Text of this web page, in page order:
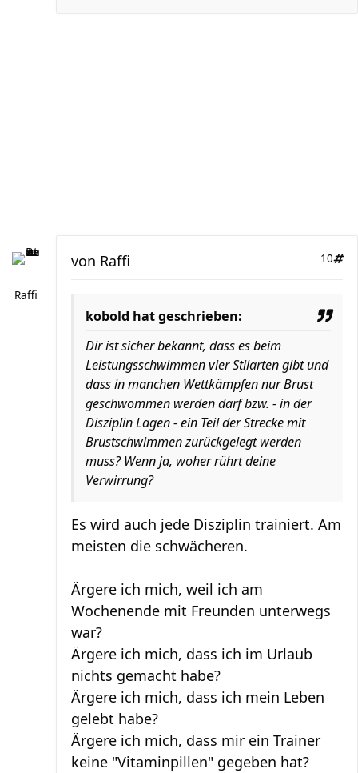
Raffi
10
von Raffi
kobold hat geschrieben:
Dir ist sicher bekannt, dass es beim
Leistungsschwimmen vier Stilarten gibt und
dass in manchen Wettkämpfen nur Brust
geschwommen werden darf bzw. - in der
Disziplin Lagen - ein Teil der Strecke mit
Brustschwimmen zurückgelegt werden
muss? Wenn ja, woher rührt deine
Verwirrung?
Es wird auch jede Disziplin trainiert. Am
meisten die schwächeren.
Ärgere ich mich, weil ich am
Wochenende mit Freunden unterwegs
war?
Ärgere ich mich, dass ich im Urlaub
nichts gemacht habe?
Ärgere ich mich, dass ich mein Leben
gelebt habe?
Ärgere ich mich, dass mir ein Trainer
keine "Vitaminpillen" gegeben hat?